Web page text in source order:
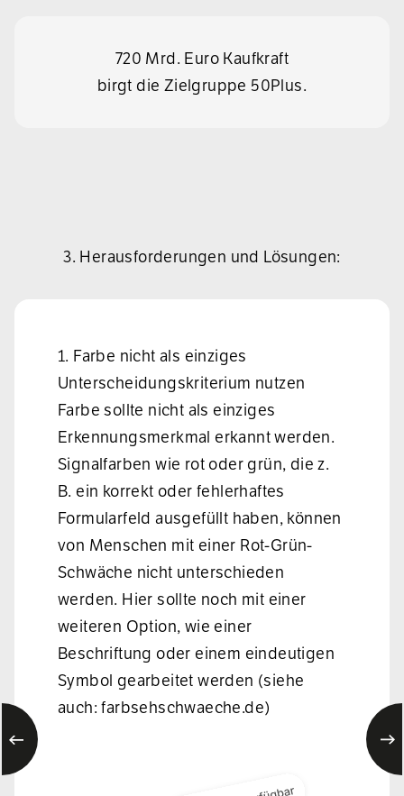
720 Mrd. Euro Kaufkraft
birgt die Zielgruppe 50Plus.
3. Herausforderungen und Lösungen:
1. Farbe nicht als einziges
Unterscheidungskriterium nutzen
Farbe sollte nicht als einziges
Erkennungsmerkmal erkannt werden.
Signalfarben wie rot oder grün, die z.
B. ein korrekt oder fehlerhaftes
Formularfeld ausgefüllt haben, können
von Menschen mit einer Rot-Grün-
Schwäche nicht unterschieden
werden. Hier sollte noch mit einer
weiteren Option, wie einer
Beschriftung oder einem eindeutigen
Symbol gearbeitet werden (siehe
auch:farbsehschwaeche.de)